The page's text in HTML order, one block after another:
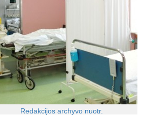
Redakcijos archyvo nuotr.